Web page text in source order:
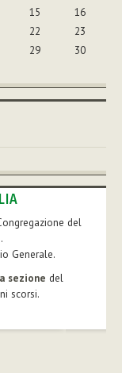
15
16
22
23
29
30
del
Generale.
sezione del
scorsi.